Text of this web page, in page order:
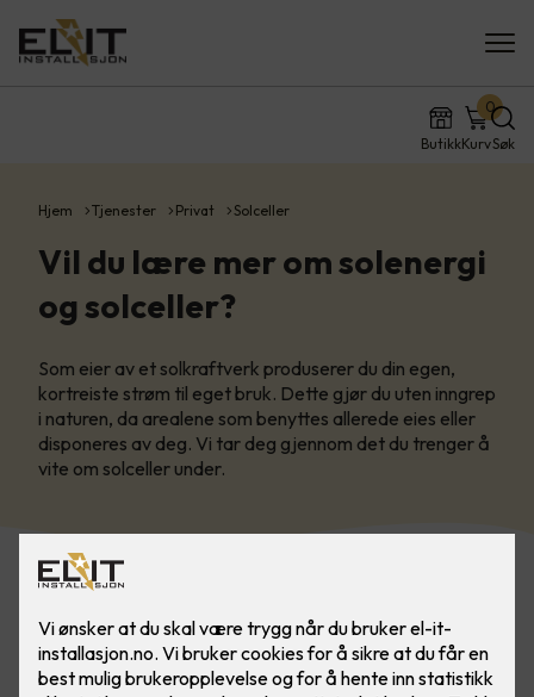
ButikkKurv
0
Søk
Hjem Tjenester Privat Solceller
Vil du lære mer om solenergi
og solceller?
Som eier av et solkraftverk produserer du din egen,
kortreiste strøm til eget bruk. Dette gjør du uten inngrep
i naturen, da arealene som benyttes allerede eies eller
disponeres av deg. Vi tar deg gjennom det du trenger å
vite om solceller under.
Solcellekalkulator
Beregn pris for solceller til bolig, fritidsbolig og
mindre næringsbygg.